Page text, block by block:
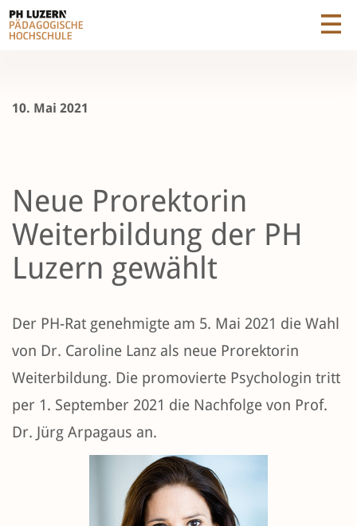
10. Mai 2021
Neue Prorektorin
Weiterbildung der PH
Luzern gewählt
Der PH-Rat genehmigte am 5. Mai 2021 die Wahl
von Dr. Caroline Lanz als neue Prorektorin
Weiterbildung. Die promovierte Psychologin tritt
per 1. September 2021 die Nachfolge von Prof.
Dr. Jürg Arpagaus an.